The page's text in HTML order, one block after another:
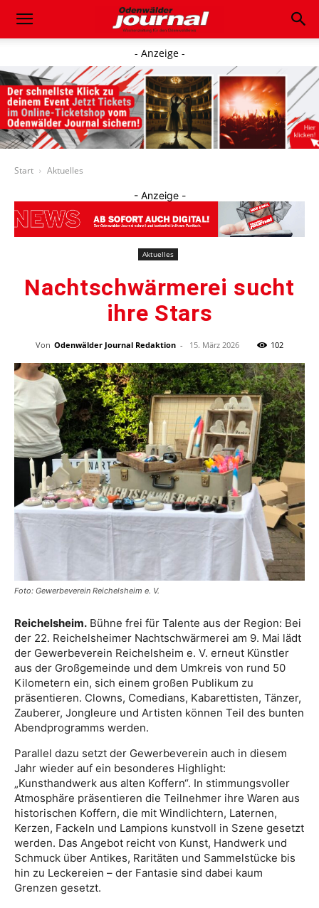
- Anzeige -
Start Aktuelles
- Anzeige -
Aktuelles
Nachtschwärmerei sucht
ihre Stars
Von Odenwälder Journal Redaktion - 15. März 2026 102
Foto: Gewerbeverein Reichelsheim e. V.
Reichelsheim. Bühne frei für Talente aus der Region: Bei
der 22. Reichelsheimer Nachtschwärmerei am 9. Mai lädt
der Gewerbeverein Reichelsheim e. V. erneut Künstler
aus der Großgemeinde und dem Umkreis von rund 50
Kilometern ein, sich einem großen Publikum zu
präsentieren. Clowns, Comedians, Kabarettisten, Tänzer,
Zauberer, Jongleure und Artisten können Teil des bunten
Abendprogramms werden.
Parallel dazu setzt der Gewerbeverein auch in diesem
Jahr wieder auf ein besonderes Highlight:
„Kunsthandwerk aus alten Koffern“. In stimmungsvoller
Atmosphäre präsentieren die Teilnehmer ihre Waren aus
historischen Koffern, die mit Windlichtern, Laternen,
Kerzen, Fackeln und Lampions kunstvoll in Szene gesetzt
werden. Das Angebot reicht von Kunst, Handwerk und
Schmuck über Antikes, Raritäten und Sammelstücke bis
hin zu Leckereien – der Fantasie sind dabei kaum
Grenzen gesetzt.